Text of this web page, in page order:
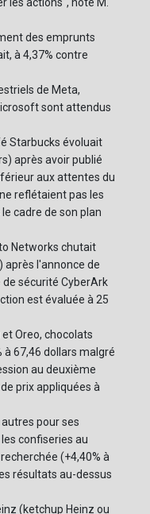
les actions", note M.
des emprunts
à 4,37% contre
de Meta,
sont attendus
Starbucks évoluait
après avoir publié
aux attentes du
reflétaient pas les
cadre de son plan
Networks chutait
après l'annonce de
sécurité CyberArk
est évaluée à 25
Oreo, chocolats
à 67,46 dollars malgré
au deuxième
prix appliquées à
pour ses
confiseries au
(+4,40% à
résultats au-dessus
(ketchup Heinz ou